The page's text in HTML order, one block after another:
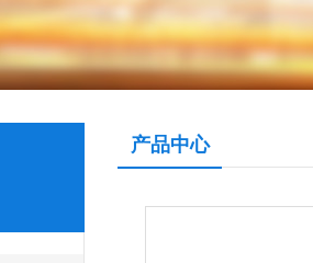
产品中心